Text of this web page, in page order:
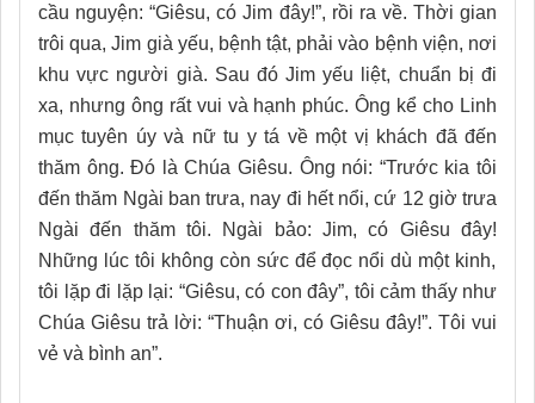
cầu nguyện: “Giêsu, có Jim đây!”, rồi ra về. Thời gian
trôi qua, Jim già yếu, bệnh tật, phải vào bệnh viện, nơi
khu vực người già. Sau đó Jim yếu liệt, chuẩn bị đi
xa, nhưng ông rất vui và hạnh phúc. Ông kể cho Linh
mục tuyên úy và nữ tu y tá về một vị khách đã đến
thăm ông. Đó là Chúa Giêsu. Ông nói: “Trước kia tôi
đến thăm Ngài ban trưa, nay đi hết nổi, cứ 12 giờ trưa
Ngài đến thăm tôi. Ngài bảo: Jim, có Giêsu đây!
Những lúc tôi không còn sức để đọc nổi dù một kinh,
tôi lặp đi lặp lại: “Giêsu, có con đây”, tôi cảm thấy như
Chúa Giêsu trả lời: “Thuận ơi, có Giêsu đây!”. Tôi vui
vẻ và bình an”.